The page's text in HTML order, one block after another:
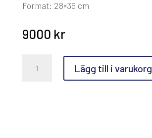
Format: 28×36 cm
9000 kr
Björk
Lägg till i varukorg